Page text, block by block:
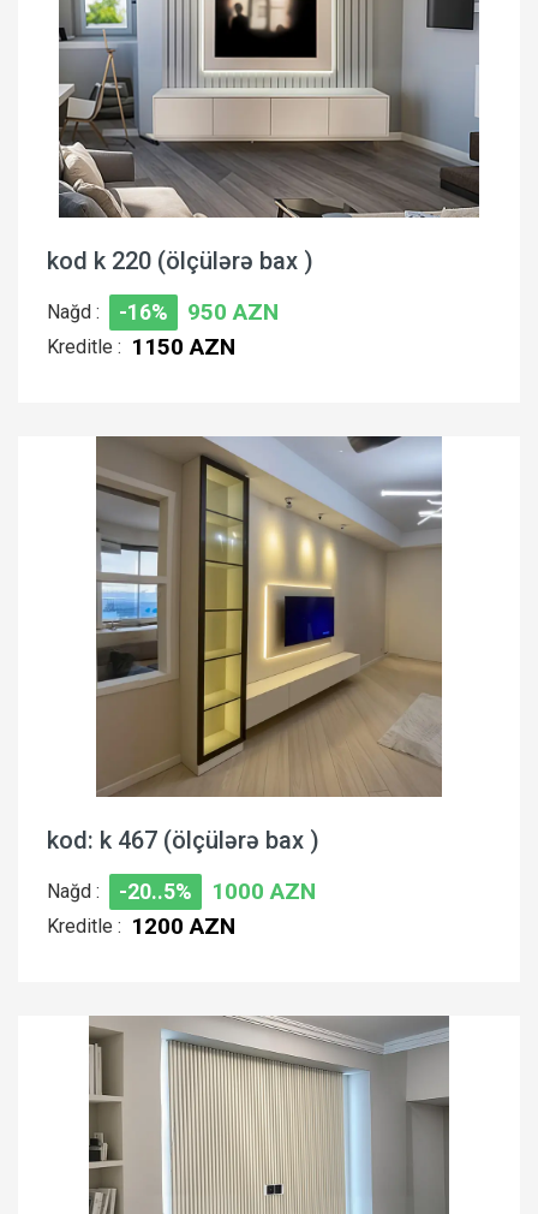
kod k 220 (ölçülərə bax )
Nağd : -16% 950 AZN
Kreditle : 1150 AZN
kod: k 467 (ölçülərə bax )
Nağd : -20..5% 1000 AZN
Kreditle : 1200 AZN